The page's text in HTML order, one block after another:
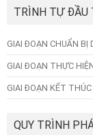
TRÌNH TỰ ĐẦU
GIAI ĐOẠN CHUẨN BỊ
GIAI ĐOẠN THỰC
GIAI ĐOẠN KẾT THÚC
QUY TRÌNH